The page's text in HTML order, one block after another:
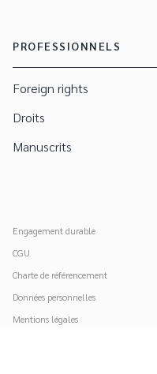
PROFESSIONNELS
Foreign rights
Droits
Manuscrits
Engagement durable
CGU
Charte de référencement
Données personnelles
Mentions légales